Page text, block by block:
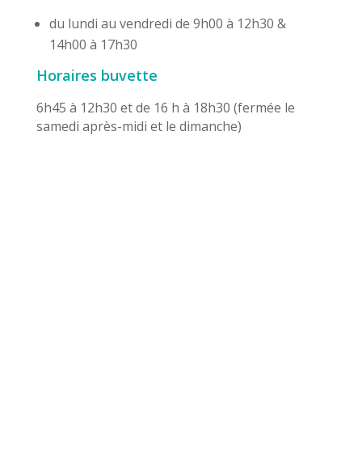
du lundi au vendredi de 9h00 à 12h30 &
14h00 à 17h30
Horaires buvette
6h45 à 12h30 et de 16 h à 18h30 (fermée le
samedi après-midi et le dimanche)